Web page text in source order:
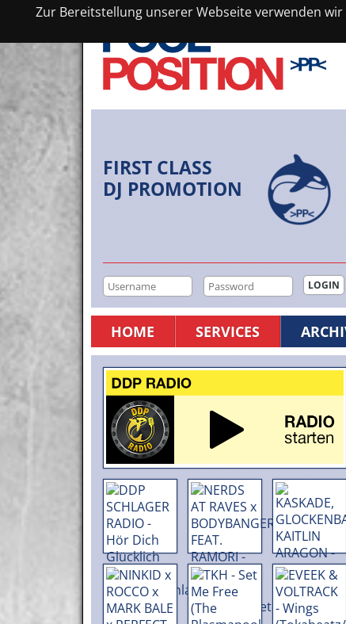
Zur Bereitstellung unserer Webseite verwenden
FIRST CLASS
DJ PROMOTION
HOME SERVICES